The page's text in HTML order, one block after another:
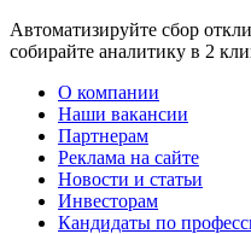
Автоматизируйте сбор
собирайте аналитику в 2
О компании
Наши вакансии
Партнерам
Реклама на сайте
Новости и статьи
Инвесторам
Кандидаты по